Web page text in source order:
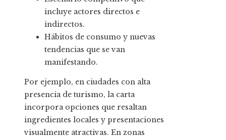
incluye actores directos e
indirectos.
Hábitos de consumo y nuevas
tendencias que se van
manifestando.
Por ejemplo, en ciudades con alta
presencia de turismo, la carta
incorpora opciones que resaltan
ingredientes locales y presentaciones
visualmente atractivas. En zonas